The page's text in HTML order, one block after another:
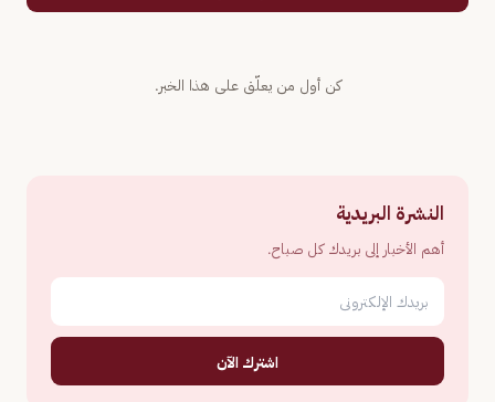
كن أول من يعلّق على هذا الخبر.
النشرة البريدية
أهم الأخبار إلى بريدك كل صباح.
اشترك الآن